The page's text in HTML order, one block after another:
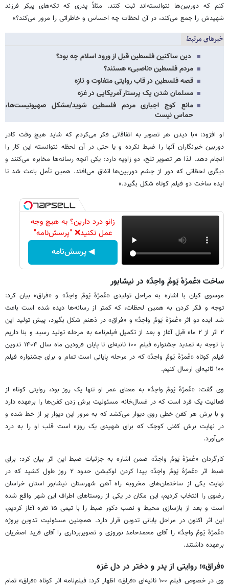
کنم که دوربین‌ها نتوانسته‌اند ثبت کنند. مثلاً پدری که تکه‌های پیکر فرزند
شهیدش را جمع می‌کند، در آن لحظات چه احساس و خاطراتی را مرور می‌کند؟»
خبرهای مرتبط
دین ساکنین فلسطین قبل از ورود اسلام چه بود؟
مردم فلسطین «ناصبی» هستند؟
قصه فلسطین در قاب روایتی متفاوت و تازه
مسلمان شدن یک پرستار آمریکایی در غزه
مانع کوچ اجباری مردم فلسطین شوید/مشکل صهیونیست‌ها،
حماس نیست
او افزود: «با دیدن هر تصویر به اتفاقاتی فکر می‌کردم که شاید هیچ وقت کادر
دوربین خبرنگاران آنها را ضبط نکرده و یا حتی در آن لحظه نتوانسته این کار را
انجام دهد. لذا هر تصویر تلخ، دو زاویه دارد: یکی آنچه رسانه‌ها مخابره می‌کنند و
دیگری لحظاتی که دور از چشم دوربین‌ها اتفاق می‌افتد. همین تأمل باعث شد تا
ایده ساخت دو فیلم کوتاه شکل بگیرد.»
زانو درد دارین؟ به هیچ وجه
عمل نکنید❌ "پرسش‌نامه"
◀ پرسش‌نامه
ساخت «عُمرُهُ یَومٌ واحِدٌ» در نیشابور
موسوی کیان با اشاره به مراحل تولیدی «عُمرُهُ یَومٌ واحِدٌ» و «فراق» بیان کرد:
توجه‌ و فکر کردن به همین لحظات، که کمتر از رسانه‌ها دیده شده است باعث
شد ایده دو اثر «عُمرُهُ یَومٌ واحِدٌ» و «فراق» در ذهنم شکل بگیرد، پیش تولید این
۲ اثر از ۲ ماه قبل آغاز و بعد از تکمیل فیلم‌نامه به مرحله تولید رسید و بنا داریم
با توجه به تمدید جشنواره فیلم ۱۰۰ ثانیه‌ای تا پایان فرودین ماه سال ۱۴۰۴ تدوین
فیلم کوتاه «عُمرُهُ یَومٌ واحِدٌ» که در مرحله پایانی است تمام و برای جشنواره فیلم
۱۰۰ ثانیه‌ای ارسال کنیم.
وی گفت: «عُمرُهُ یَومٌ واحِدٌ» به معنای عمر او تنها یک روز بود، روایتی کوتاه از
فعالیت یک فرد است که در غسال‌خانه مسئولیت برش زدن کفن‌ها را برعهده دارد
و با برش هر کفن خطی روی دیوار می‌کشد که به مرور این دیوار پر از خط‌ شده و
در نهایت برش کفنی کوچک که برای شهیدی یک روزه است قلب او را به درد
می‌آورد.
کارگردان «عُمرُهُ یَومٌ واحِدٌ» ضمن اشاره به جزئیات ضبط این اثر بیان کرد: برای
ضبط اثر «عُمرُهُ یَومٌ واحِدٌ» پیدا کردن لوکیشن حدود ۲ روز طول کشید که در
نهایت یکی از ساختمان‌های مخروبه راه آهن شهرستان نیشابور استان خراسان
رضوی را انتخاب کردیم، این مکان در یکی از روستاهای اطراف این شهر واقع شده
است و بعد از بازسازی محیط و نصب دکور ضبط را با تیمی ۱۵ نفره آغاز کردیم،
این اثر اکنون در مراحل پایانی تدوین قرار دارد. همچنین مسئولیت تدوین پروژه
«عُمرُهُ یَومٌ واحِدٌ» را آقای محمدحامد نوروزی و تصویربرداری را آقای فرید اصغریان
برعهده داشتند.
«فراق»؛ روایتی از پدر و دختر در دل غزه
وی در خصوص فیلم ۱۰۰ ثانیه‌ای «فراق» اظهار کرد: فیلم‌نامه اثر کوتاه «فراق» تمام